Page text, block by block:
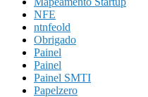
NFE
ntnfeold
Obrigado
Painel
Painel
Painel SMTI
Papelzero